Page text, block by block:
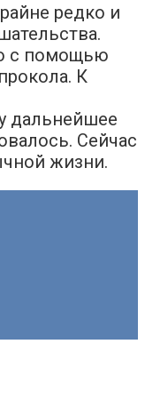
редко и
с помощью
К
дальнейшее
Сейчас
жизни.